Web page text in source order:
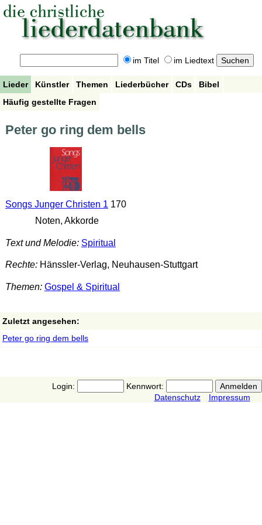
im Titel im Liedtext
Lieder Künstler Themen Liederbücher CDs
Bibel
Häufig gestellte Fragen
Peter go ring dem bells
Songs Junger Christen 1 170
Noten, Akkorde
Text und Melodie: Spiritual
Rechte:Hänssler-Verlag, Neuhausen-Stuttgart
Themen: Gospel & Spiritual
Zuletzt angesehen:
Peter go ring dem bells
Login:
Kennwort:
Datenschutz
Impressum